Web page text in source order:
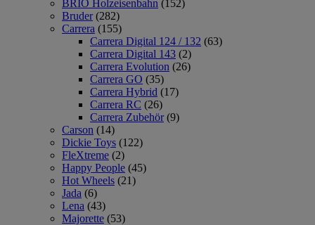
BRIO Holzeisenbahn (152)
Bruder (282)
Carrera (155)
Carrera Digital 124 / 132 (63)
Carrera Digital 143 (2)
Carrera Evolution (26)
Carrera GO (35)
Carrera Hybrid (17)
Carrera RC (26)
Carrera Zubehör (9)
Carson (14)
Dickie Toys (122)
FleXtreme (2)
Happy People (45)
Hot Wheels (21)
Jada (6)
Lena (43)
Majorette (53)